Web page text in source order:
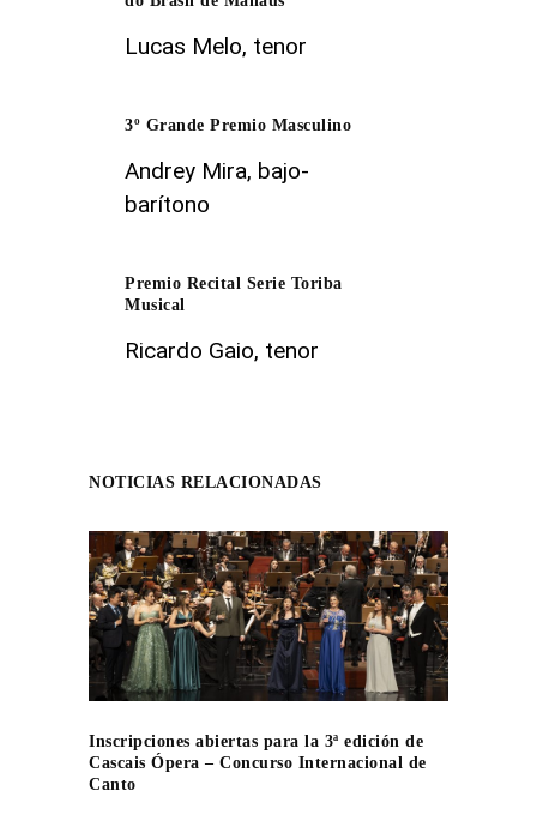
Lucas Melo, tenor
3º Grande Premio Masculino
Andrey Mira, bajo-
barítono
Premio Recital Serie Toriba
Musical
Ricardo Gaio, tenor
NOTICIAS RELACIONADAS
Inscripciones abiertas para la 3ª edición de
Cascais Ópera – Concurso Internacional de
Canto